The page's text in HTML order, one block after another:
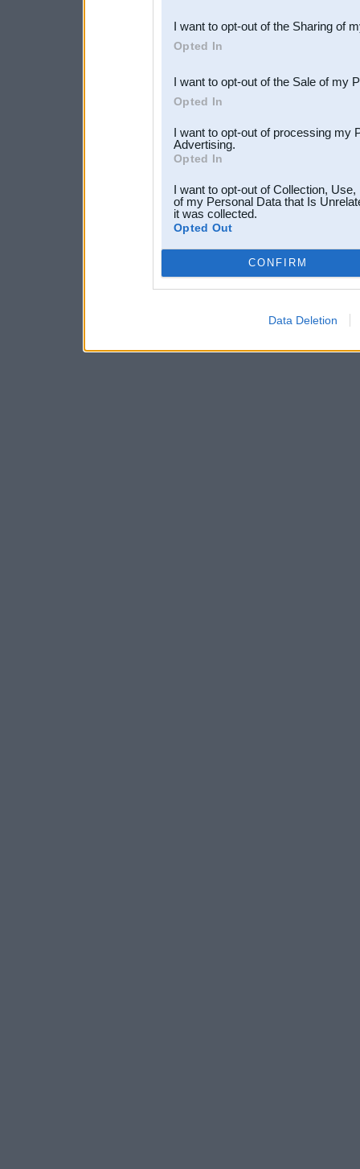
Downstream Participants
third parties.
I want to opt-out of the Sharing of
Opted In
I want to opt-out of the Sale of my
Opted In
I want to opt-out of processing my
Advertising.
Opted In
I want to opt-out of Collection,
of my Personal Data that Is
it was collected.
Opted Out
CONFIRM
Data Deletion